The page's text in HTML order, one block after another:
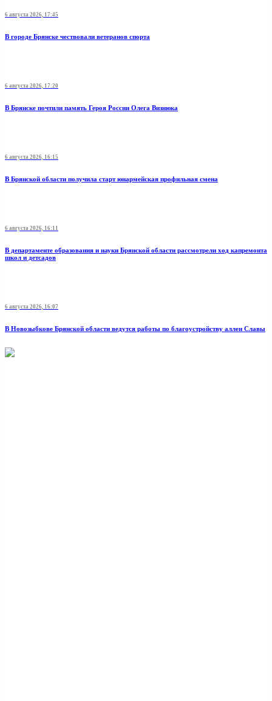
6 августа 2026, 17:45
В городе Брянске чествовали ветеранов спорта
6 августа 2026, 17:20
В Брянске почтили память Героя России Олега Визнюка
6 августа 2026, 16:15
В Брянской области получила старт юнармейская профильная смена
6 августа 2026, 16:11
В департаменте образования и науки Брянской области рассмотрели ход капремонта
школ и детсадов
6 августа 2026, 16:07
В Новозыбкове Брянской области ведутся работы по благоустройству аллеи Славы